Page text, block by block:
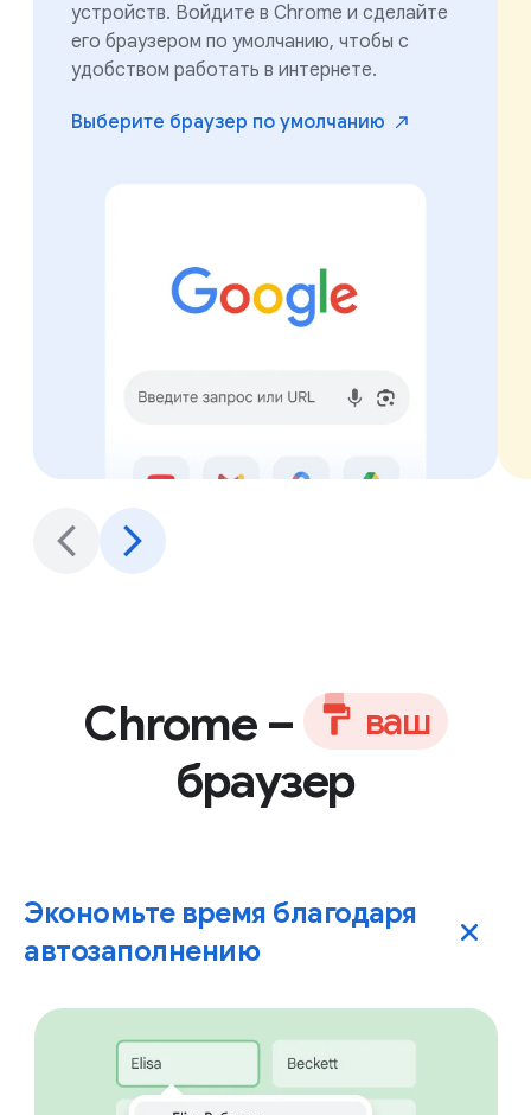
устройств. Войдите в Chrome и сделайте
его браузером по умолчанию, чтобы с
удобством работать в интернете.
Выберите браузер по умолчанию
Chrome – ваш
браузер
Экономьте время благодаря
автозаполнению